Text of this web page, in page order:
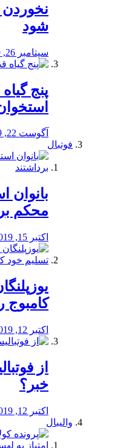
‌شود
سپتامبر 26, 2019
پنج
آگوست 22, 2019
فوتبال
بانوان
محكم
اکتبر 15, 2019
کامبوج
اکتبر 12, 2019
از
خبر؟
اکتبر 12, 2019
والیبال